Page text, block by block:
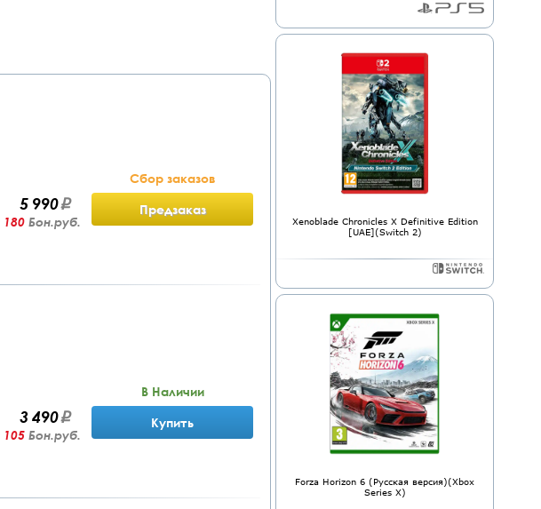
5 990
180 Бон.руб.
Сбор заказов
Предзаказ
3 490
105 Бон.руб.
В Наличии
Купить
Xenoblade Chronicles X Definitive Edition
[UAE](Switch 2)
Forza Horizon 6 (Русская версия)(Xbox
Series X)